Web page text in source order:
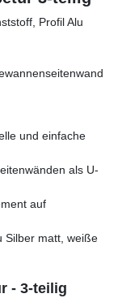
Profil Alu
und einfache
als U-
auf
Silber matt, weiße
- 3-teilig